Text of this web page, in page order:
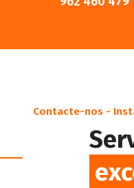
Contacte-nos -